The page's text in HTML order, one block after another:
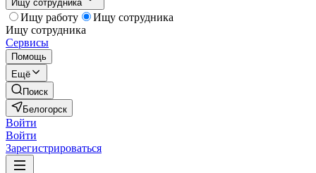
Ищу сотрудника
Ищу работу
Ищу сотрудника
Ищу сотрудника
Сервисы
Помощь
Ещё
Поиск
Белогорск
Войти
Войти
Зарегистрироваться